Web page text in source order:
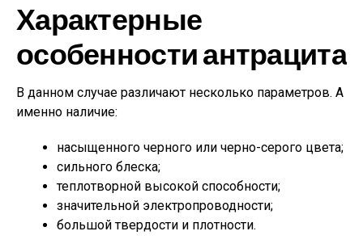
Характерные
особенности антрацита
В данном случае различают несколько параметров. А
именно наличие:
насыщенного черного или черно-серого цвета;
сильного блеска;
теплотворной высокой способности;
значительной электропроводности;
большой твердости и плотности.